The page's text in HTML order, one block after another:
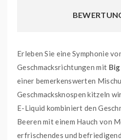
Erleben Sie eine Symphonie
Geschmacksrichtungen mit
einer bemerkenswerten
Geschmacksknospen kitzeln
E-Liquid kombiniert den
Beeren mit einem Hauch von
erfrischendes und